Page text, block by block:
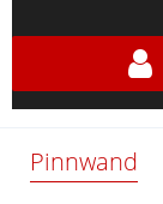
Pinnwand